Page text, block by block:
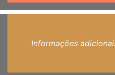
Informações